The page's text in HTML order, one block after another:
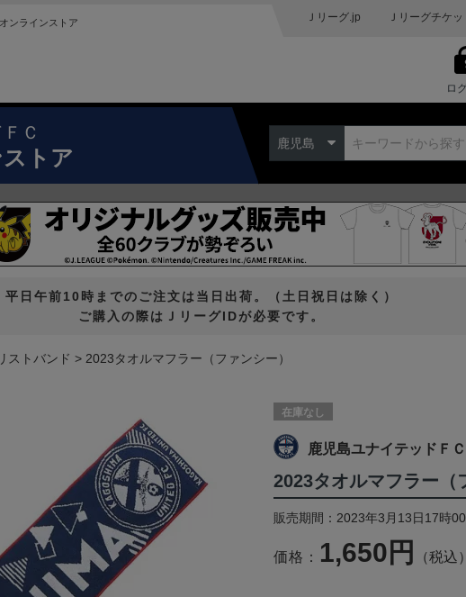
ンラインストア Ｊリーグ.jp Ｊリーグチケッ
ロ
Ｃ
トア
鹿児島
平日午前10時までのご注文は当日出荷。（土日祝日は除く）
ご購入の際はＪリーグIDが必要です。
ストバンド 2023タオルマフラー（ファンシー）
在庫なし
鹿児島ユナイテッドＦＣ
2023タオルマフラー（
販売期間：2023年3月13日17時
価格： 1,650円 （税込）